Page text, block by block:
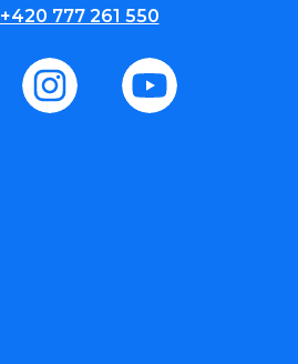
+420 777 261 550